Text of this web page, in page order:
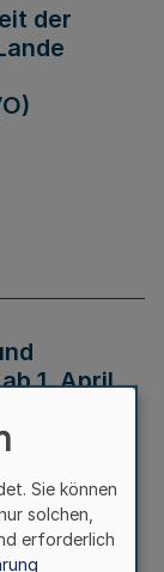
der
1. April
Sie können
solchen,
erforderlich